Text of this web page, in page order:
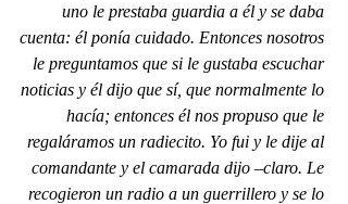
uno le prestaba guardia a él y se daba
cuenta: él ponía cuidado. Entonces nosotros
le preguntamos que si le gustaba escuchar
noticias y él dijo que sí, que normalmente lo
hacía; entonces él nos propuso que le
regaláramos un radiecito. Yo fui y le dije al
comandante y el camarada dijo –claro. Le
recogieron un radio a un guerrillero y se lo